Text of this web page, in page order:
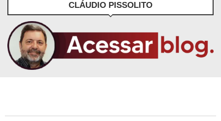
CLÁUDIO PISSOLITO